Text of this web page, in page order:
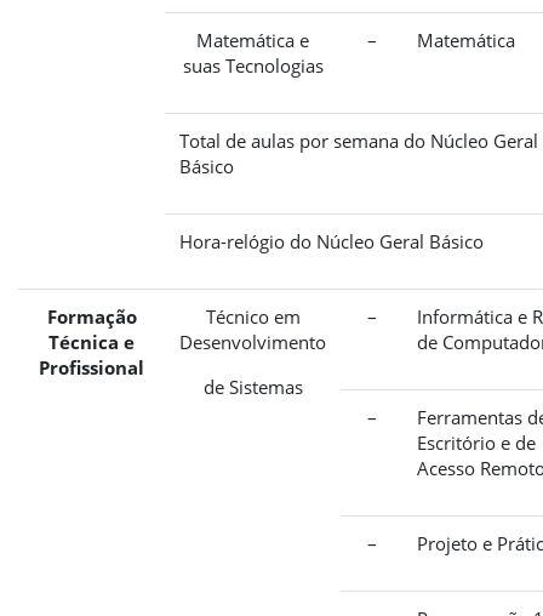
Matemática e
suas Tecnologias
– Matemática
Total de aulas por semana do Núcleo Geral
Básico
Hora-relógio do Núcleo Geral Básico
Formação
Técnica e
Profissional
Técnico em
Desenvolvimento
de Sistemas
–
Informática e
de
–
Ferramentas
Escritório e de
Acesso
– Projeto e